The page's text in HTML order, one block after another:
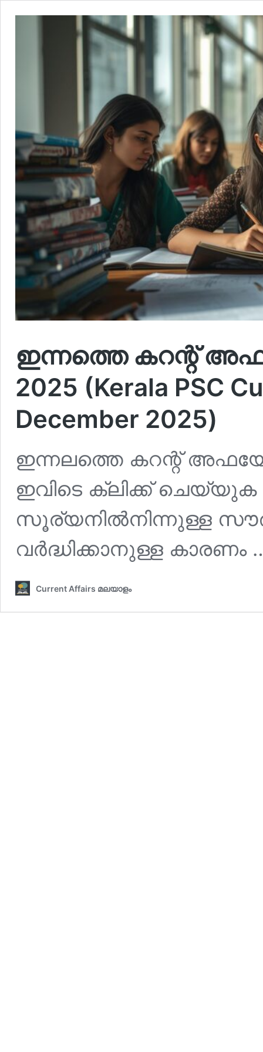
ഇന്നത്തെ കറന്റ്
2025 (Kerala PSC
December 2025)
ഇന്നലത്തെ കറന്റ്
ഇവിടെ ക്ലിക്ക് ചെയ്യുക
സൂര്യനില്‍നിന്നുള്ള
വര്‍ദ്ധിക്കാനുള്ള കാരണം
Current Affairs മലയാളം